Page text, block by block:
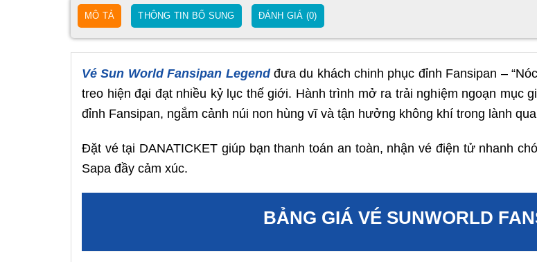
MÔ TẢ THÔNG TIN BỔ SUNG ĐÁNH GIÁ (0)
Vé Sun World Fansipan Legendđưa du khách chinh phục đỉnh Fansipan –
treo hiện đại đạt nhiều kỷ lục thế giới. Hành trình mở ra trải nghiệm ngoạn mục
đỉnh Fansipan, ngắm cảnh núi non hùng vĩ và tận hưởng không khí trong lành
Đặt vé tại DANATICKET giúp bạn thanh toán an toàn, nhận vé điện tử nhanh
Sapa đầy cảm xúc.
BẢNG GIÁ VÉ SUNWORLD